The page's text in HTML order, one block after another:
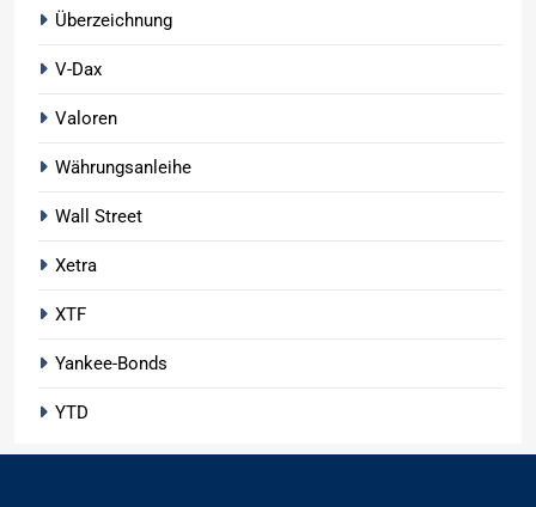
Überzeichnung
V-Dax
Valoren
Währungsanleihe
Wall Street
Xetra
XTF
Yankee-Bonds
YTD